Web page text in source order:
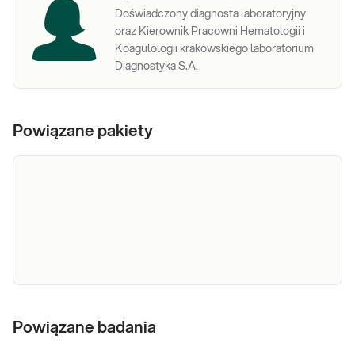
Doświadczony diagnosta laboratoryjny
oraz Kierownik Pracowni Hematologii i
Koagulologii krakowskiego laboratorium
Diagnostyka S.A.
Powiązane pakiety
każdego
Wskazany: → Profilaktycznie, do oceny stanu
Powiązane badania